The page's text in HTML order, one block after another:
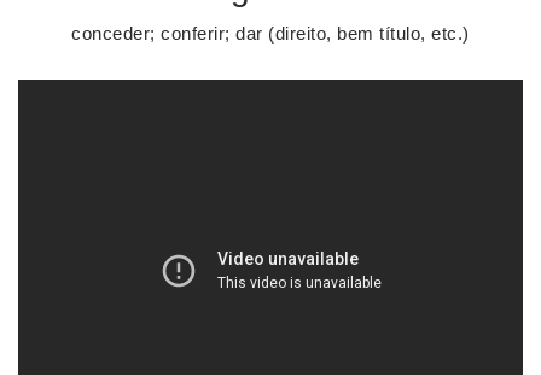
conceder; conferir; dar (direito, bem título, etc.)